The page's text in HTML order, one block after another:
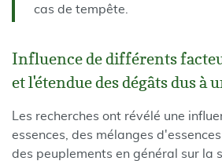
cas de tempête.
Influence de différents
et l'étendue des dégâts dus à
Les recherches ont révélé une
essences, des mélanges
des peuplements en général sur la